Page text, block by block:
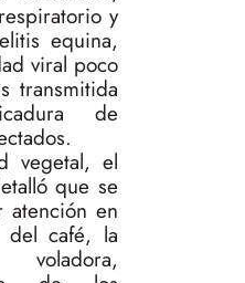
y
equina,
viral poco
transmitida
de
vegetal, el
que se
atención en
del café, la